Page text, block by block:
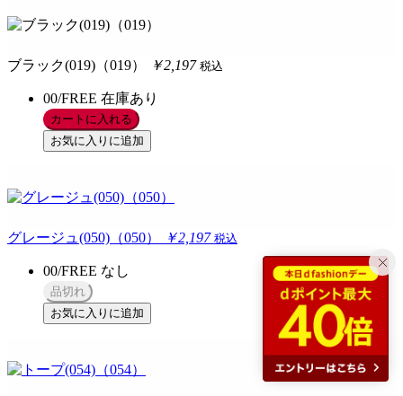
ブラック(019)（019） ￥2,197 税込
00/FREE 在庫あり
カートに入れる
お気に入りに追加
グレージュ(050)（050） ￥2,197 税込
00/FREE なし
品切れ
お気に入りに追加